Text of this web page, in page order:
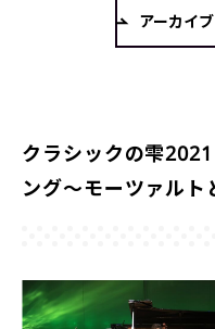
アーカイブ
クラシックの雫
ング～モーツァルト